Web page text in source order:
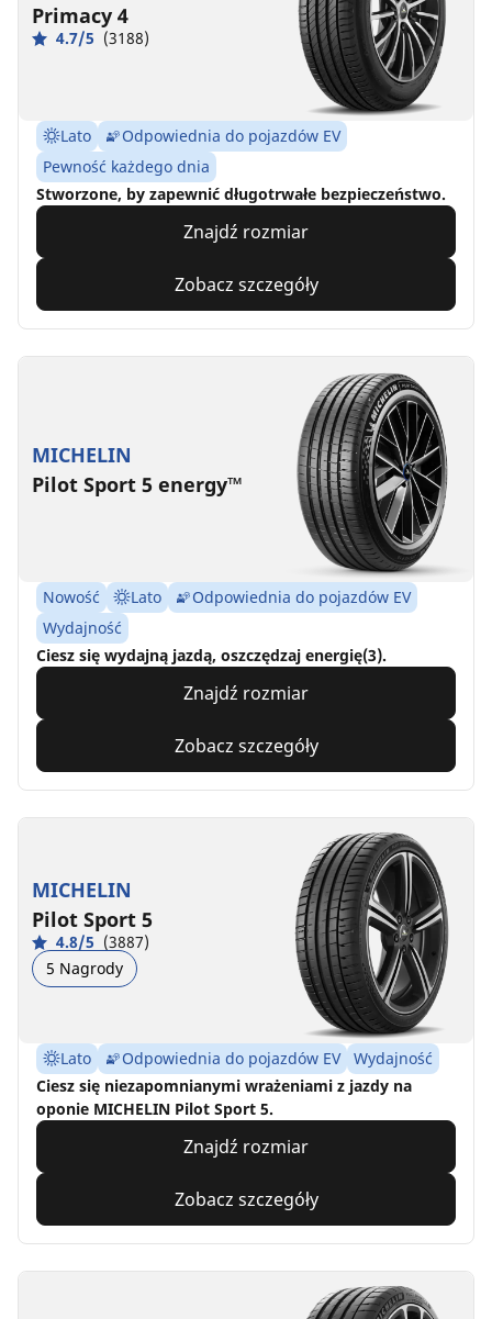
Primacy 4
4.7/5 (3188)
Lato
Odpowiednia do pojazdów EV
Pewność każdego dnia
Stworzone, by zapewnić długotrwałe bezpieczeństwo.
Znajdź rozmiar
Zobacz szczegóły
MICHELIN
Pilot Sport 5 energy™
Nowość Lato
Odpowiednia do pojazdów EV
Wydajność
Ciesz się wydajną jazdą, oszczędzaj energię(3).
Znajdź rozmiar
Zobacz szczegóły
MICHELIN
Pilot Sport 5
4.8/5 (3887)
5 Nagrody
Lato Odpowiednia do pojazdów EV
Wydajność
Ciesz się niezapomnianymi wrażeniami z jazdy na
oponie MICHELIN Pilot Sport 5.
Znajdź rozmiar
Zobacz szczegóły